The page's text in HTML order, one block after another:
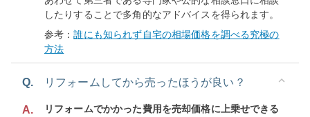
したりすることで多角的なアドバイスを得られます。
参考：誰にも知られず自宅の相場価格を調べる究極の
方法
Q. リフォームしてから売ったほうが良い？
A.
リフォームでかかった費用を売却価格に上乗せできる